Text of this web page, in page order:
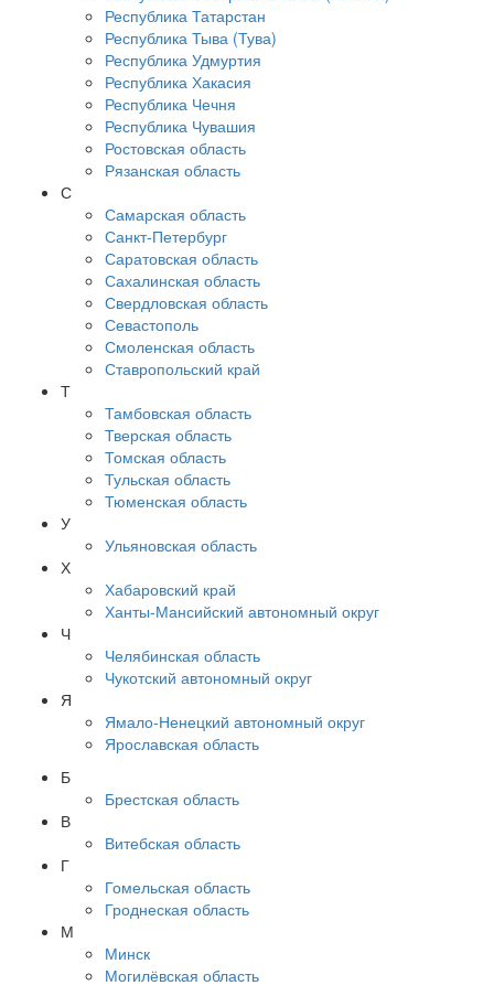
Республика Татарстан
Республика Тыва (Тува)
Республика Удмуртия
Республика Хакасия
Республика Чечня
Республика Чувашия
Ростовская область
Рязанская область
С
Самарская область
Санкт-Петербург
Саратовская область
Сахалинская область
Свердловская область
Севастополь
Смоленская область
Ставропольский край
Т
Тамбовская область
Тверская область
Томская область
Тульская область
Тюменская область
У
Ульяновская область
Х
Хабаровский край
Ханты-Мансийский автономный округ
Ч
Челябинская область
Чукотский автономный округ
Я
Ямало-Ненецкий автономный округ
Ярославская область
Б
Брестская область
В
Витебская область
Г
Гомельская область
Гроднеская область
М
Минск
Могилёвская область